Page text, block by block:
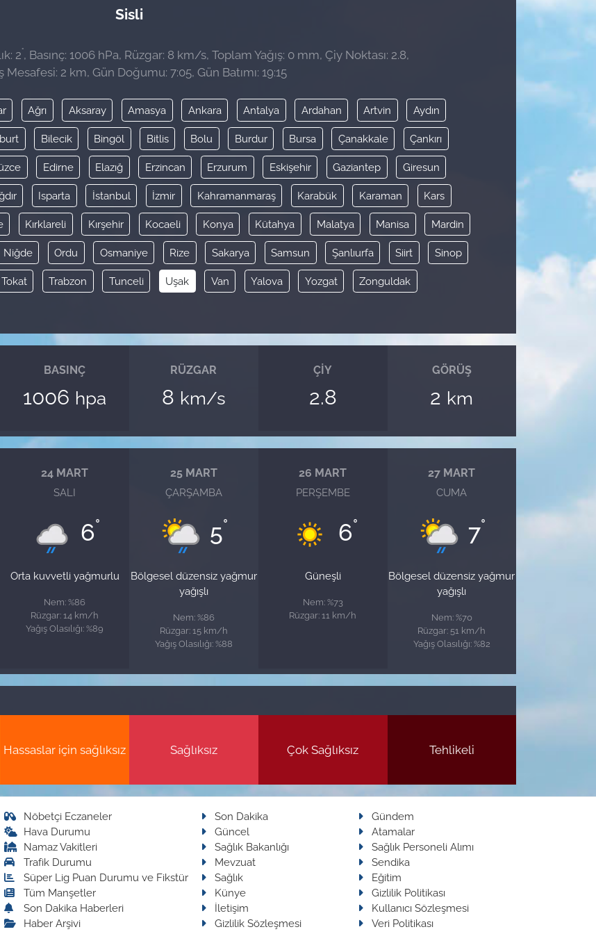
Sisli
2°, Basınç: 1006 hPa, Rüzgar: 8 km/s, Toplam Yağış: 0 mm, Çiy Noktası: 2.8,
Mesafesi: 2 km, Gün Doğumu: 7:05, Gün Batımı: 19:15
Ağrı Aksaray Amasya Ankara Antalya Ardahan Artvin Aydın
Bilecik Bingöl Bitlis Bolu Burdur Bursa Çanakkale Çankırı
Edirne Elazığ Erzincan Erzurum Eskişehir Gaziantep Giresun
Isparta İstanbul İzmir Kahramanmaraş Karabük Karaman Kars
Kırklareli Kırşehir Kocaeli Konya Kütahya Malatya Manisa Mardin
Niğde Ordu Osmaniye Rize Sakarya Samsun Şanlıurfa Siirt Sinop
Tokat Trabzon Tunceli Uşak Van Yalova Yozgat Zonguldak
BASINÇ
1006 hpa
RÜZGAR
8 km/s
ÇIY
2.8
GÖRÜŞ
2 km
24 MART
SALI
6°
Orta kuvvetli yağmurlu
Nem: %86
Rüzgar: 14 km/h
Yağış Olasılığı: %89
25 MART
ÇARŞAMBA
5°
Bölgesel düzensiz yağmur
yağışlı
Nem: %86
Rüzgar: 15 km/h
Yağış Olasılığı: %88
26 MART
PERŞEMBE
6°
Güneşli
Nem: %73
Rüzgar: 11 km/h
27 MART
CUMA
7°
Bölgesel düzensiz yağmur
yağışlı
Nem: %70
Rüzgar: 51 km/h
Yağış Olasılığı: %82
Hassaslar için sağlıksız Sağlıksız Çok Sağlıksız Tehlikeli
Nöbetçi Eczaneler
Hava Durumu
Namaz Vakitleri
Trafik Durumu
Süper Lig Puan Durumu ve Fikstür
Tüm Manşetler
Son Dakika Haberleri
Haber Arşivi
Son Dakika
Gündem
Güncel
Atamalar
Sağlık Bakanlığı
Sağlık Personeli Alımı
Mevzuat
Sendika
Sağlık
Eğitim
Künye
Gizlilik Politikası
İletişim
Kullanıcı Sözleşmesi
Gizlilik Sözleşmesi
Veri Politikası